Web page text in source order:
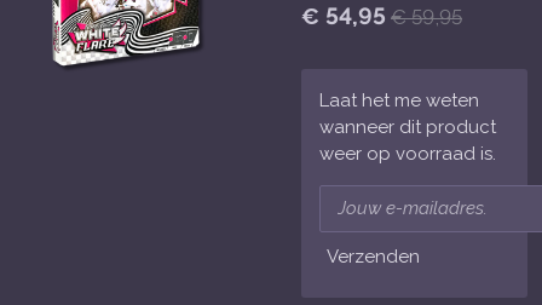
€ 54,95 € 59,95
Laat het me weten
wanneer dit product
weer op voorraad is.
Verzenden